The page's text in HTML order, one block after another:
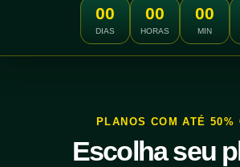
00
DIAS
00
HORAS
00
MIN
PLANOS COM ATÉ 50%
Escolha seu